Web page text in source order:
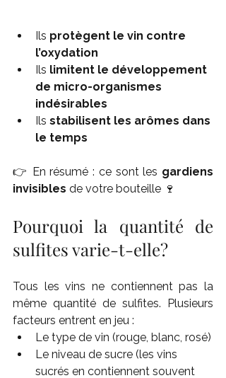
Ils protègent le vin contre
l’oxydation
Ils limitent le développement
de micro-organismes
indésirables
Ils stabilisent les arômes dans
le temps
👉 En résumé : ce sont les gardiens
invisibles de votre bouteille 🍷
Pourquoi la quantité de
sulfites varie-t-elle?
Tous les vins ne contiennent pas la
même quantité de sulfites. Plusieurs
facteurs entrent en jeu :
Le type de vin (rouge, blanc, rosé)
Le niveau de sucre (les vins
sucrés en contiennent souvent